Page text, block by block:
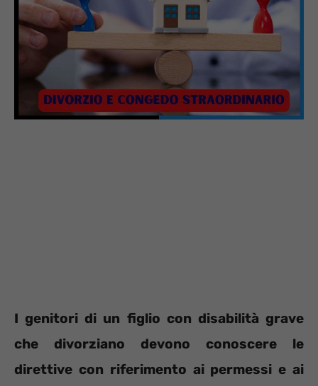
I genitori di un figlio con disabilità grave
che divorziano devono conoscere le
direttive con riferimento ai permessi e ai